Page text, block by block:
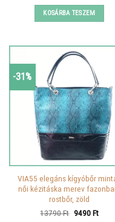
was:
11890 Ft.
KOSÁRBA TESZEM
-31%
VIA55 elegáns kígyóbőr
női kézitáska merev
rostbőr, zöld
13790Ft Original
9490Ft